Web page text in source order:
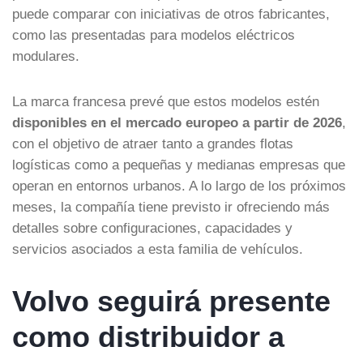
puede comparar con iniciativas de otros fabricantes,
como las presentadas para modelos eléctricos
modulares.
La marca francesa prevé que estos modelos estén
disponibles en el mercado europeo a partir de 2026,
con el objetivo de atraer tanto a grandes flotas
logísticas como a pequeñas y medianas empresas que
operan en entornos urbanos. A lo largo de los próximos
meses, la compañía tiene previsto ir ofreciendo más
detalles sobre configuraciones, capacidades y
servicios asociados a esta familia de vehículos.
Volvo seguirá presente
como distribuidor a